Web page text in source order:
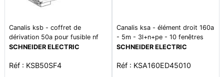
Canalis ksb - coffret de
dérivation 50a pour fusible nf
14x51 - 3l+n+pe
SCHNEIDER ELECTRIC
Réf : KSB50SF4
Canalis ksa - élément droit 160a
- 5m - 3l+n+pe - 10 fenêtres
SCHNEIDER ELECTRIC
Réf : KSA160ED45010